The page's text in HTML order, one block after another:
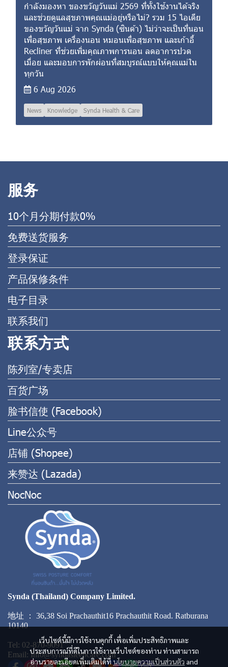
กำลังมองหา ของขวัญวันแม่ 2569 ที่ทั้งใช้งานได้จริง
และช่วยดูแลสุขภาพคุณแม่อยู่หรือไม่? รวม 15 ไอเดีย
ของขวัญวันแม่ จาก Synda (ซินด้า) ไม่ว่าจะเป็นที่นอน
เพื่อสุขภาพ เครื่องนอน หมอนเพื่อสุขภาพ และเก้าอี้
Recliner ที่ช่วยเพิ่มคุณภาพการนอน ลดอาการปวด
เมื่อย และมอบการพักผ่อนที่สมบูรณ์แบบให้คุณแม่ใน
ทุกวัน
6 Aug 2026
News Knowledge Synda Health & Care
เว็บไซต์นี้มีการใช้งานคุกกี้ เพื่อเพิ่มประสิทธิภาพและ
ประสบการณ์ที่ดีในการใช้งานเว็บไซต์ของท่าน ท่านสามารถ
อ่านรายละเอียดเพิ่มเติมได้ที่ นโยบายความเป็นส่วนตัว and
服务
10个月分期付款0%
免费送货服务
登录保证
产品保修条件
电子目录
联系我们
联系方式
陈列室/专卖店
百货广场
脸书信使 (Facebook)
Line公众号
店铺 (Shopee)
来赞达 (Lazada)
NocNoc
Synda (Thailand) Company Limited.
地址 ： 36,38 Soi Prachauthit16 Prachauthit Road. Ratburana
10140
Tel: 02-870-9091
Email: Info@syndasleepcare.com